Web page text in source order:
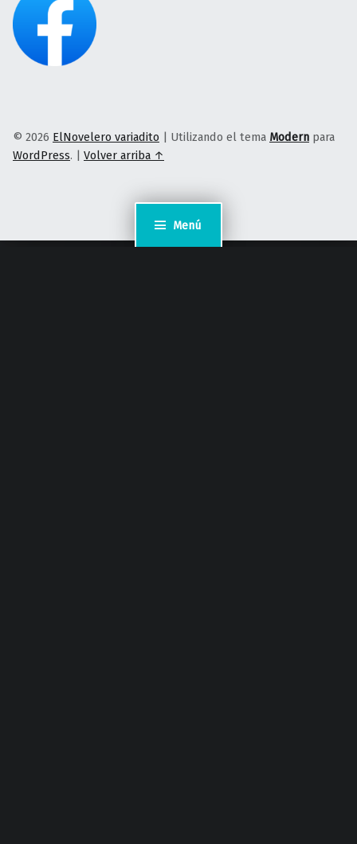
Menú
© 2026 ElNovelero variadito | Utilizando el tema Modern para
WordPress. | Volver arriba ↑